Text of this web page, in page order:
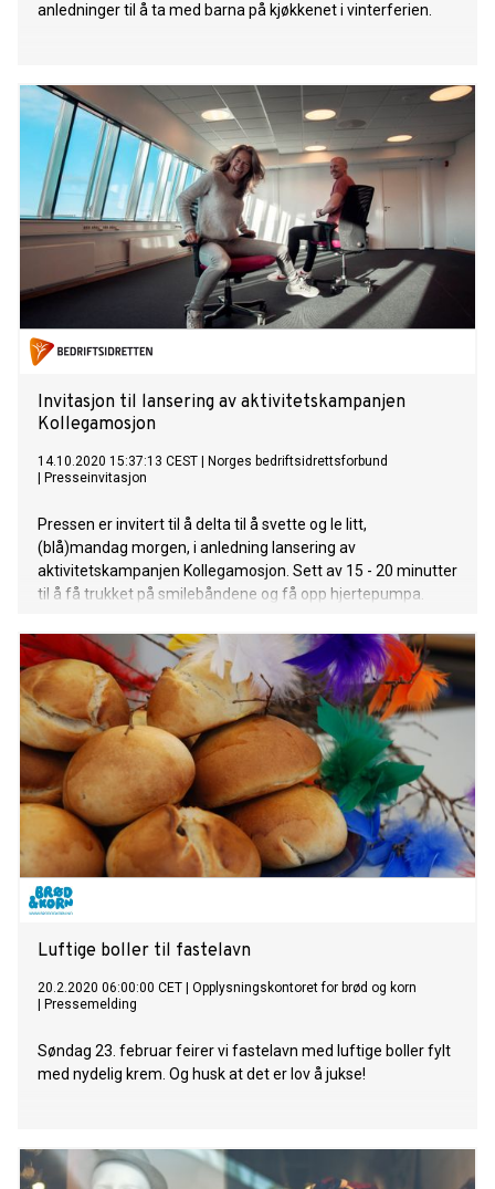
anledninger til å ta med barna på kjøkkenet i vinterferien.
Invitasjon til lansering av aktivitetskampanjen
Kollegamosjon
14.10.2020 15:37:13 CEST
Norges bedriftsidrettsforbund
Presseinvitasjon
Pressen er invitert til å delta til å svette og le litt,
(blå)mandag morgen, i anledning lansering av
aktivitetskampanjen Kollegamosjon. Sett av 15 - 20 minutter
til å få trukket på smilebåndene og få opp hjertepumpa.
Luftige boller til fastelavn
20.2.2020 06:00:00 CET
Opplysningskontoret for brød og korn
Pressemelding
Søndag 23. februar feirer vi fastelavn med luftige boller fylt
med nydelig krem. Og husk at det er lov å jukse!